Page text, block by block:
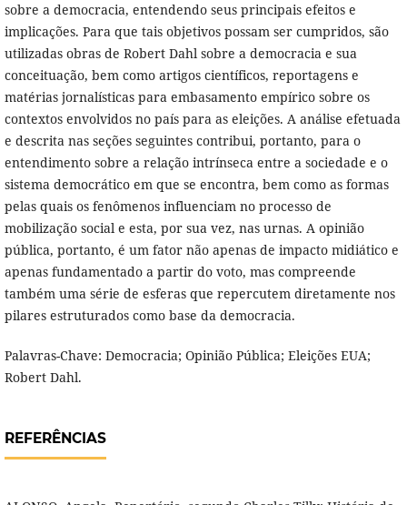
sobre a democracia, entendendo seus principais efeitos e
implicações. Para que tais objetivos possam ser cumpridos, são
utilizadas obras de Robert Dahl sobre a democracia e sua
conceituação, bem como artigos científicos, reportagens e
matérias jornalísticas para embasamento empírico sobre os
contextos envolvidos no país para as eleições. A análise efetuada
e descrita nas seções seguintes contribui, portanto, para o
entendimento sobre a relação intrínseca entre a sociedade e o
sistema democrático em que se encontra, bem como as formas
pelas quais os fenômenos influenciam no processo de
mobilização social e esta, por sua vez, nas urnas. A opinião
pública, portanto, é um fator não apenas de impacto midiático e
apenas fundamentado a partir do voto, mas compreende
também uma série de esferas que repercutem diretamente nos
pilares estruturados como base da democracia.
Palavras-Chave: Democracia; Opinião Pública; Eleições EUA;
Robert Dahl.
REFERÊNCIAS